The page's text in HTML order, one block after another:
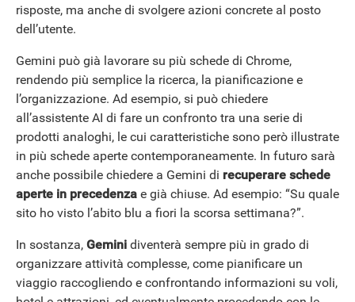
risposte, ma anche di svolgere azioni concrete al posto
dell’utente.
Gemini può già lavorare su più schede di Chrome,
rendendo più semplice la ricerca, la pianificazione e
l’organizzazione. Ad esempio, si può chiedere
all’assistente AI di fare un confronto tra una serie di
prodotti analoghi, le cui caratteristiche sono però illustrate
in più schede aperte contemporaneamente. In futuro sarà
anche possibile chiedere a Gemini di recuperare schede
aperte in precedenza e già chiuse. Ad esempio: “Su quale
sito ho visto l’abito blu a fiori la scorsa settimana?”.
In sostanza, Gemini diventerà sempre più in grado di
organizzare attività complesse, come pianificare un
viaggio raccogliendo e confrontando informazioni su voli,